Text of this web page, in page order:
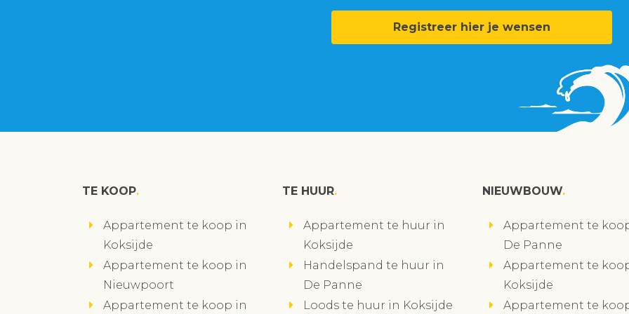
Registreer hier je wensen
TE KOOP
Appartement te koop in
Koksijde
Appartement te koop in
Nieuwpoort
Appartement te koop in
TE HUUR
Appartement te huur in
Koksijde
Handelspand te huur in
De Panne
Loods te huur in Koksijde
NIEUWBOUW
Appartement te
De Panne
Appartement te
Koksijde
Appartement te